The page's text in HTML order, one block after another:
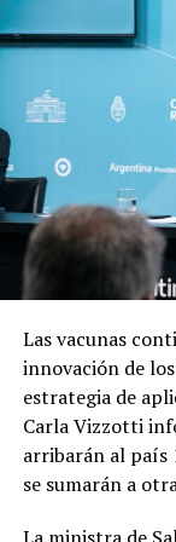
Las vacunas
innovación de
estrategia de
Carla Vizzotti
arribarán al país
se sumarán a